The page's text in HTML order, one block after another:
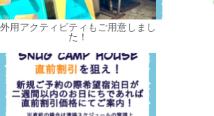
外用アクティビティもご用意しまし
た！